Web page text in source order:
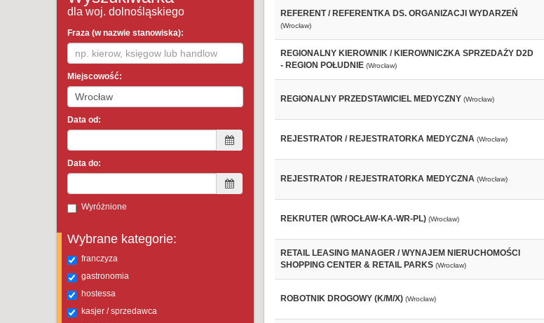
dla woj. dolnośląskiego
Fraza (w nazwie stanowiska):
Miejscowość:
Data od:
Data do:
Wyróżnione
Wybrane kategorie:
franczyza
gastronomia
hostessa
kasjer / sprzedawca
REFERENT / REFERENTKA DS. ORGANIZACJI WYDARZEŃ
(Wrocław)
REGIONALNY KIEROWNIK / KIEROWNICZKA SPRZEDAŻY D2D
- REGION POŁUDNIE (Wrocław)
REGIONALNY PRZEDSTAWICIEL MEDYCZNY (Wrocław)
REJESTRATOR / REJESTRATORKA MEDYCZNA (Wrocław)
REJESTRATOR / REJESTRATORKA MEDYCZNA (Wrocław)
REKRUTER (WROCŁAW-KA-WR-PL) (Wrocław)
RETAIL LEASING MANAGER / WYNAJEM NIERUCHOMOŚCI
SHOPPING CENTER & RETAIL PARKS (Wrocław)
ROBOTNIK DROGOWY (K/M/X) (Wrocław)